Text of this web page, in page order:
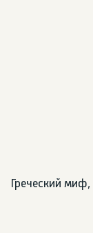
Греческий